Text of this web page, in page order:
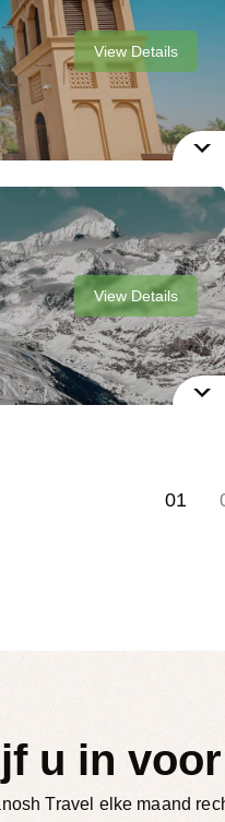
View Details
View Details
01
u in
Travel elke maand